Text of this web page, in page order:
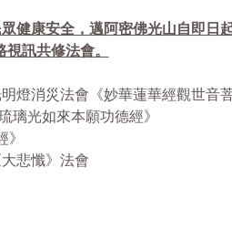
健康安全，邁阿密佛光山自即日
訊共修法會。
燈消災法會《妙華蓮華經觀世音
璃光如來本願功德經》
悲懺》法會